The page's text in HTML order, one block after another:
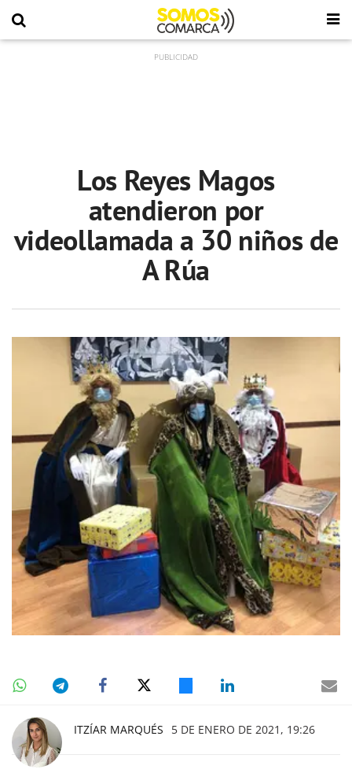
Los Reyes Magos
atendieron por
videollamada a 30 niños de
A Rúa
ITZÍAR MARQUÉS 5 DE ENERO DE 2021, 19:26